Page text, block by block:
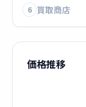
6 買取商店
価格推移